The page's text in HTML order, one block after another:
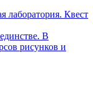
лаборатория. Квест
В
рисунков и